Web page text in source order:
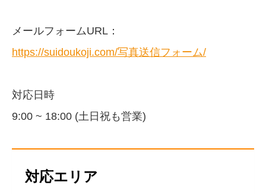
メールフォームURL：
https://suidoukoji.com/写真送信フォーム/
対応日時
9:00 ~ 18:00 (土日祝も営業)
対応エリア